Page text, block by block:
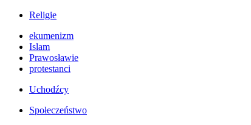
Religie
ekumenizm
Islam
Prawosławie
protestanci
Uchodźcy
Społeczeństwo